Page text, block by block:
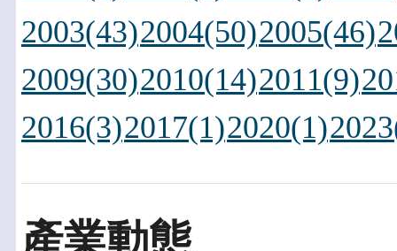
2003(43)2004(50)2005(46)
2009(30)2010(14)2011(9)
2016(3)2017(1)2020(1)
產業動態